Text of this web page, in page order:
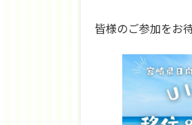
皆様のご参加をお